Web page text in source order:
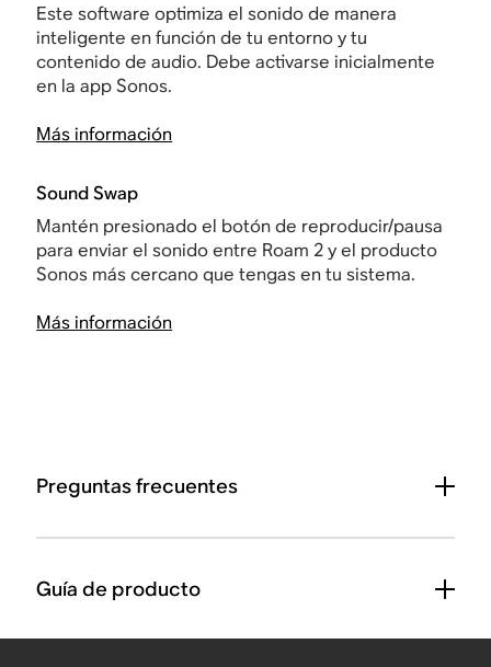
Este software optimiza el sonido de manera
inteligente en función de tu entorno y tu
contenido de audio. Debe activarse inicialmente
en la app Sonos.
Más información
Sound Swap
Mantén presionado el botón de reproducir/pausa
para enviar el sonido entre Roam 2 y el producto
Sonos más cercano que tengas en tu sistema.
Más información
Preguntas frecuentes
Guía de producto